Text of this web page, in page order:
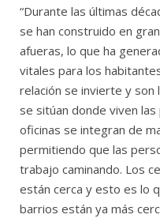
“Durante las últimas
se han construido en
afueras, lo que ha
vitales para los
relación se invierte y
se sitúan donde viven
oficinas se integran de
permitiendo que las
trabajo caminando. Los
están cerca y esto es lo
barrios están ya más